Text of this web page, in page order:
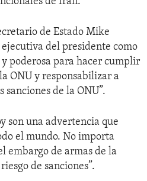
de Estado Mike
del presidente como
poderosa para hacer cumplir
ONU y responsabilizar a
sanciones de la ONU”.
son una advertencia que
el mundo. No importa
embargo de armas de la
de sanciones”.